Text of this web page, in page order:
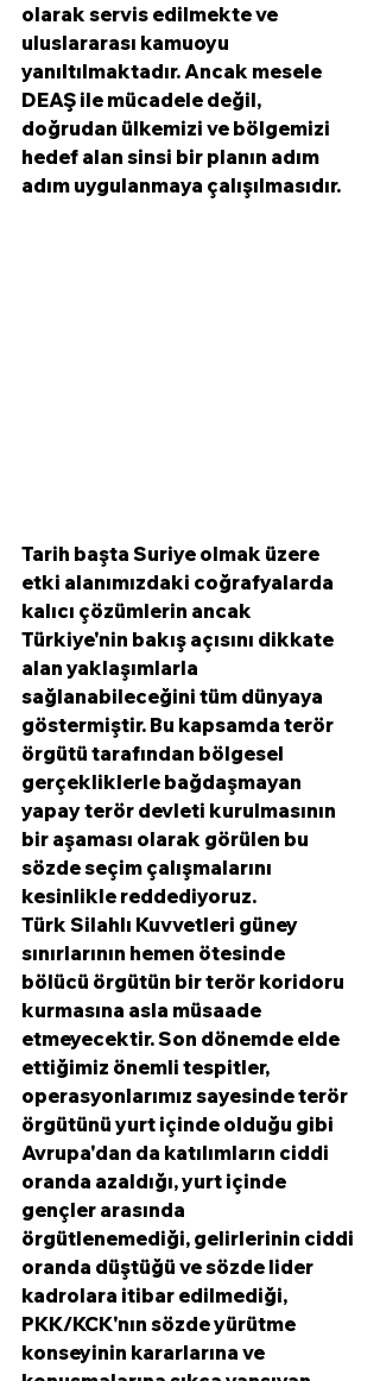
olarak servis edilmekte ve
uluslararası kamuoyu
yanıltılmaktadır. Ancak mesele
DEAŞ ile mücadele değil,
doğrudan ülkemizi ve bölgemizi
hedef alan sinsi bir planın adım
adım uygulanmaya çalışılmasıdır.
Tarih başta Suriye olmak üzere
etki alanımızdaki coğrafyalarda
kalıcı çözümlerin ancak
Türkiye'nin bakış açısını dikkate
alan yaklaşımlarla
sağlanabileceğini tüm dünyaya
göstermiştir. Bu kapsamda terör
örgütü tarafından bölgesel
gerçekliklerle bağdaşmayan
yapay terör devleti kurulmasının
bir aşaması olarak görülen bu
sözde seçim çalışmalarını
kesinlikle reddediyoruz.
Türk Silahlı Kuvvetleri güney
sınırlarının hemen ötesinde
bölücü örgütün bir terör koridoru
kurmasına asla müsaade
etmeyecektir. Son dönemde elde
ettiğimiz önemli tespitler,
operasyonlarımız sayesinde terör
örgütünü yurt içinde olduğu gibi
Avrupa'dan da katılımların ciddi
oranda azaldığı, yurt içinde
gençler arasında
örgütlenemediği, gelirlerinin ciddi
oranda düştüğü ve sözde lider
kadrolara itibar edilmediği,
PKK/KCK'nın sözde yürütme
konseyinin kararlarına ve